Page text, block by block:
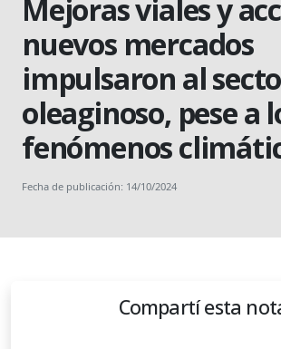
Mejoras viales y
nuevos mercados
impulsaron al
oleaginoso, pese a
fenómenos
Fecha de publicación: 14/10/2024
Compartí esta